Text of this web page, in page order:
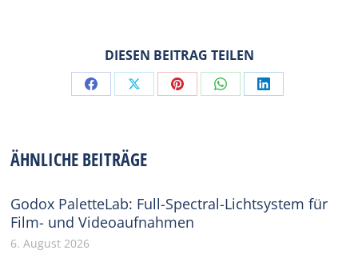
DIESEN BEITRAG TEILEN
Share Share Share Share Share
ÄHNLICHE BEITRÄGE
Godox PaletteLab: Full-Spectral-Lichtsystem für
Film- und Videoaufnahmen
6. August 2026